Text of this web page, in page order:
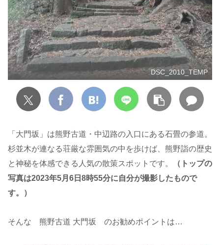
DSC_2010_TEMP
「大門坂」は熊野古道・中辺路の入口にある石畳の参道。
杉並木が連なる荘厳な雰囲気の中を歩けば、熊野詣の歴史
と神秘を体感できる人気の散策スポットです。
（トップの
写真は2023年5月6日8時55分に自分が撮影したもので
す。）
そんな 熊野古道 大門坂 のお勧めポイントは…